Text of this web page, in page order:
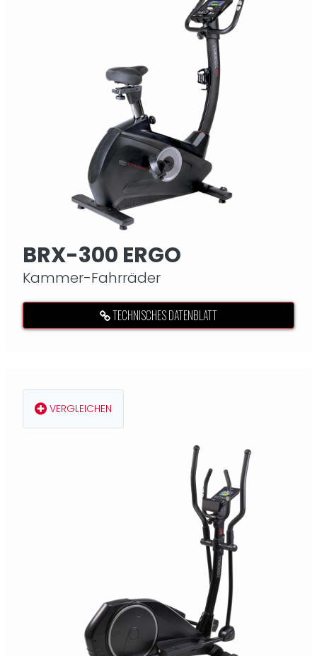
BRX-300 ERGO
Kammer-Fahrräder
TECHNISCHES DATENBLATT
VERGLEICHEN